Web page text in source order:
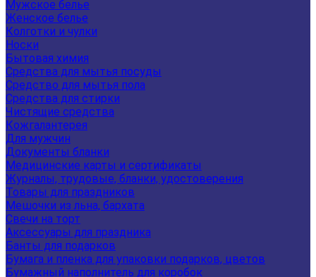
Мужское белье
Женское белье
Колготки и чулки
Носки
Бытовая химия
Средства для мытья посуды
Средство для мытья пола
Средства для стирки
Чистящие средства
Кожгалантерея
Для мужчин
Документы бланки
Медицинские карты и сертификаты
Журналы, трудовые, бланки, удостоверения
Товары для праздников
Мешочки из льна, бархата
Свечи на торт
Аксессуары для праздника
Банты для подарков
Бумага и пленка для упаковки подарков, цветов
Бумажный наполнитель для коробок